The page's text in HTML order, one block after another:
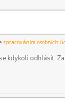
zpracováním osobních
kdykoli odhlásit.